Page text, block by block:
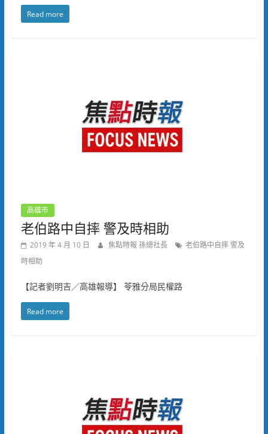
Read more
高雄市
老伯路中自摔 警及時相助
2019 年 4 月 10 日 焦點時報 孫總社長
老伯路中自摔 警及
時相助
【記者劉明吉／高雄報導】 苓雅分局民權路
Read more